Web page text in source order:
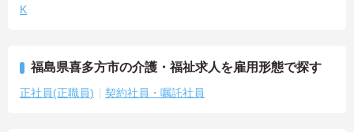
K
福島県喜多方市の介護・福祉求人を雇用形態で探す
正社員(正職員) 契約社員・嘱託社員